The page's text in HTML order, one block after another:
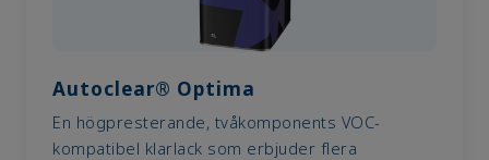
Autoclear® Optima
En högpresterande, tvåkomponents VOC-
kompatibel klarlack som erbjuder flera